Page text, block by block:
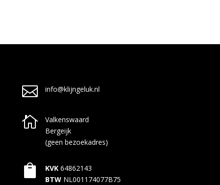
 info@klijngeluk.nl

Valkenswaard
Bergeijk
(geen bezoekadres)
 KVK 64862143
BTW NL001174077B75